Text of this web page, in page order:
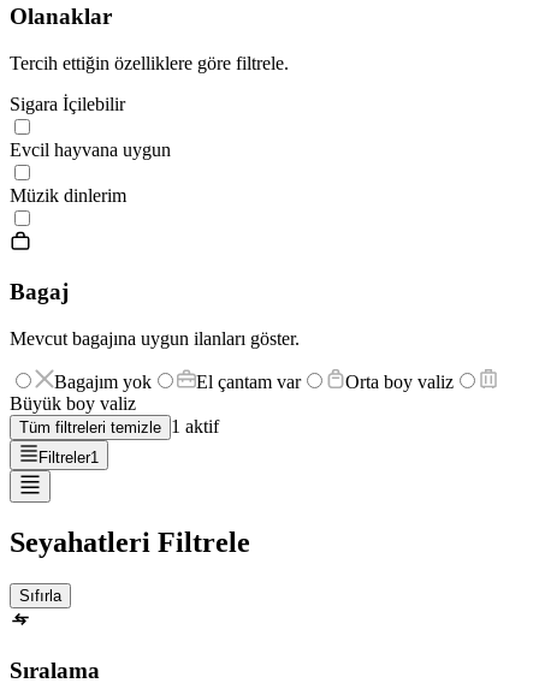
Olanaklar
Tercih ettiğin özelliklere göre filtrele.
Sigara İçilebilir
Evcil hayvana uygun
Müzik dinlerim
Bagaj
Mevcut bagajına uygun ilanları göster.
Bagajım yok El çantam var
Orta boy valiz
Büyük boy valiz
Tüm filtreleri temizle 1 aktif
Filtreler1
Seyahatleri Filtrele
Sıfırla
Sıralama